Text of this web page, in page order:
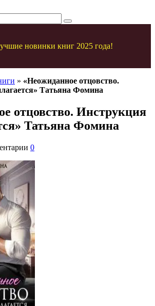
новинки книг 2025 года!
» «Неожиданное отцовство.
Татьяна Фомина
отцовство. Инструкция
Татьяна Фомина
0